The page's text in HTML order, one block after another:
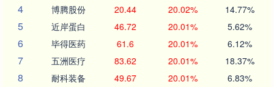
4 博腾股份 20.44 20.02% 14.77%
5 近岸蛋白 46.72 20.01% 5.62%
6 毕得医药 61.6 20.01% 6.12%
7 五洲医疗 83.62 20.01% 18.37%
8 耐科装备 49.67 20.01% 6.83%